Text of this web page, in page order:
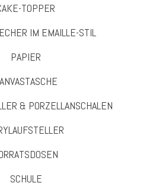
TOPPER
IM EMAILLE-STIL
PAPIER
& PORZELLANSCHALEN
SCHULE